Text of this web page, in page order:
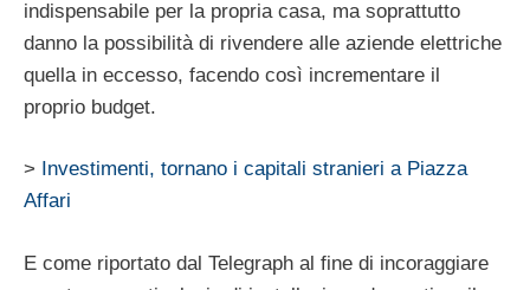
indispensabile per la propria casa, ma soprattutto
danno la possibilità di rivendere alle aziende elettriche
quella in eccesso, facendo così incrementare il
proprio budget.
>
Investimenti, tornano i capitali stranieri a Piazza
Affari
E come riportato dal Telegraph al fine di incoraggiare